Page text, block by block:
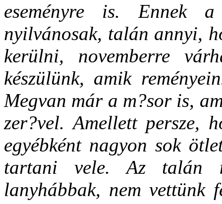
eseményre is. Ennek
nyilvánosak, talán annyi,
kerülni, novemberre
készülünk, amik
Megvan már a m?sor is,
zer?vel. Amellett persze,
egyébként nagyon sok
tartani vele. Az talán
lanyhábbak, nem vettünk